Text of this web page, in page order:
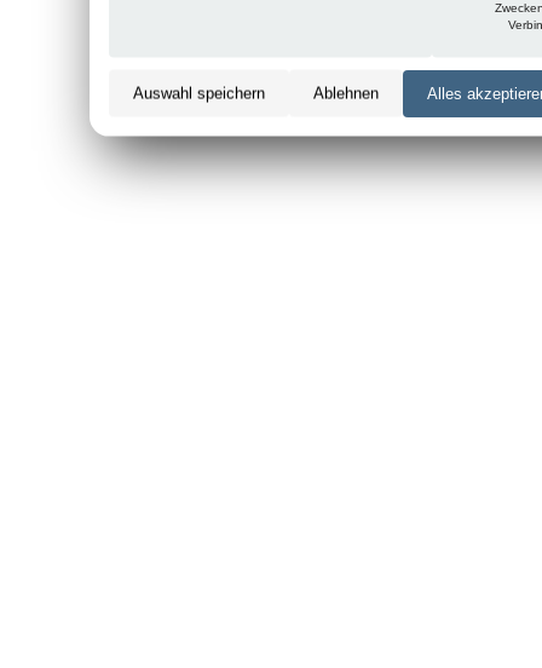
Auswahl speichern Ablehnen Alles